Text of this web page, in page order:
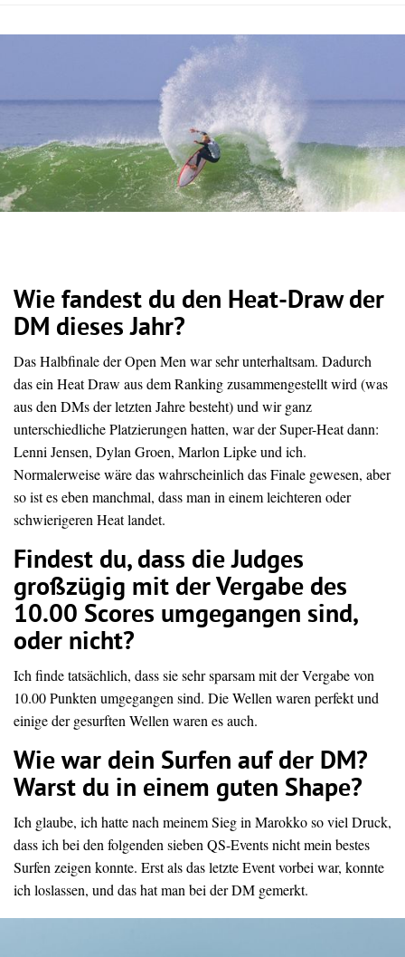
Wie fandest du den Heat-Draw der
DM dieses Jahr?
DasHalbfinalederOpen Men warsehrunterhaltsam. Dadurch
das ein Heat Draw aus dem Ranking zusammengestellt wird (was
aus den DMs der letzten Jahre besteht) und wir ganz
unterschiedliche Platzierungen hatten, war der Super-Heat dann:
Lenni Jensen, Dylan Groen, Marlon Lipke und ich.
Normalerweisewäredaswahrscheinlich dasFinale gewesen, aber
soisteseben manchmal, dassman in einemleichteren oder
schwierigeren Heatlandet.
Findest du, dass die Judges
großzügig mit der Vergabe des
10.00 Scores umgegangen sind,
oder nicht?
Ich finde tatsächlich, dass sie sehr sparsam mit der Vergabe von
10.00 Punkten umgegangen sind. Die Wellen waren perfekt und
einige der gesurften Wellen waren es auch.
Wie war dein Surfen auf der DM?
Warst du in einem guten Shape?
Ich glaube, ich hatte nach meinemSiegin Marokkosoviel Druck,
dassich bei den folgenden sieben QS-Eventsnichtmein bestes
Surfen zeigen konnte. ErstalsdasletzteEventvorbei war, konnte
ich loslassen, und dashatman bei derDM gemerkt.